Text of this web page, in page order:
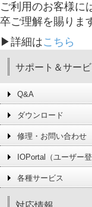
ご利用のお客様に
卒ご理解を賜りま
▶詳細はこちら
サポート＆サービ
Q&A
ダウンロード
修理・お問い合わせ
IOPortal（ユーザー登
各種サービス